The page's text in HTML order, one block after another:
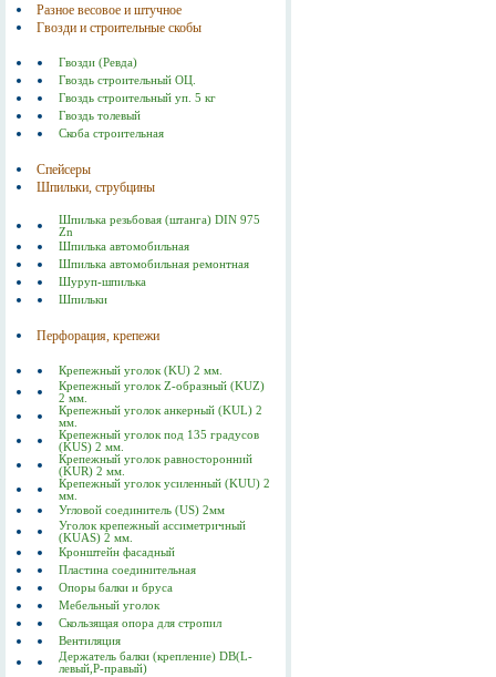
Разное весовое и штучное
Гвозди и строительные скобы
Гвозди (Ревда)
Гвоздь строительный ОЦ.
Гвоздь строительный уп. 5 кг
Гвоздь толевый
Скоба строительная
Спейсеры
Шпильки, струбцины
Шпилька резьбовая (штанга) DIN 975
Zn
Шпилька автомобильная
Шпилька автомобильная ремонтная
Шуруп-шпилька
Шпильки
Перфорация, крепежи
Крепежный уголок (KU) 2 мм.
Крепежный уголок Z-образный (KUZ)
2 мм.
Крепежный уголок анкерный (KUL) 2
мм.
Крепежный уголок под 135 градусов
(KUS) 2 мм.
Крепежный уголок равносторонний
(KUR) 2 мм.
Крепежный уголок усиленный (KUU) 2
мм.
Угловой соединитель (US) 2мм
Уголок крепежный ассиметричный
(KUAS) 2 мм.
Кронштейн фасадный
Пластина соединительная
Опоры балки и бруса
Мебельный уголок
Скользящая опора для стропил
Вентиляция
Держатель балки (крепление) DB(L-
левый,P-правый)